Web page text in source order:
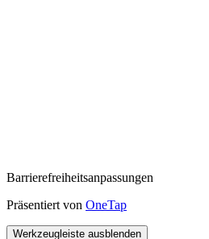
Barrierefreiheitsanpassungen
Präsentiert von OneTap
Werkzeugleiste ausblenden